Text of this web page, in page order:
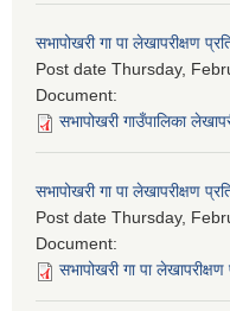
सभापोखरी गा पा लेखापरीक्षण
Post date Thursday,
Document:
सभापोखरी गाउँपालिका
सभापोखरी गा पा लेखापरीक्षण
Post date Thursday,
Document:
सभापोखरी गा पा